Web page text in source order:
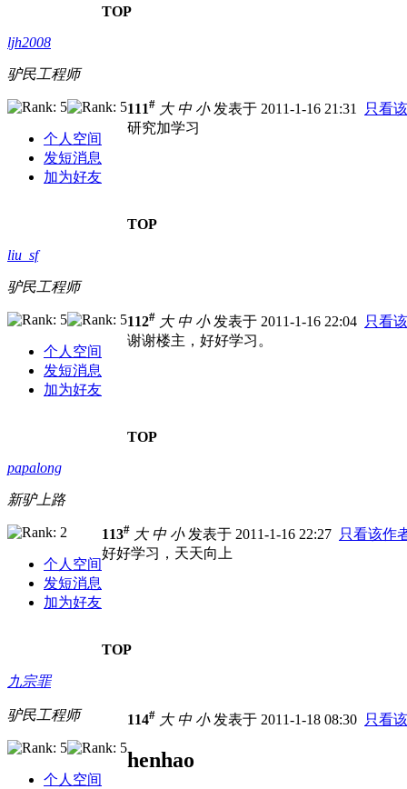
TOP
ljh2008
驴民工程师
个人空间
发短消息
加为好友
111# 大 中 小发表于 2011-1-16 21:31
只看
研究加学习
TOP
liu_sf
驴民工程师
个人空间
发短消息
加为好友
112# 大 中 小发表于 2011-1-16 22:04 只看
谢谢楼主，好好学习。
TOP
papalong
新驴上路
个人空间
发短消息
加为好友
113# 大 中 小发表于 2011-1-16 22:27 只看该作
好好学习，天天向上
TOP
九宗罪
驴民工程师
个人空间
114# 大 中 小发表于 2011-1-18 08:30 只看
henhao